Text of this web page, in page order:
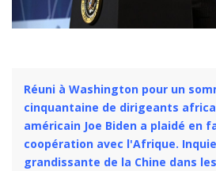
Réuni à Washington pour un
cinquantaine de dirigeants
américain Joe Biden a plaidé en
coopération avec l'Afrique.
grandissante de la Chine dans